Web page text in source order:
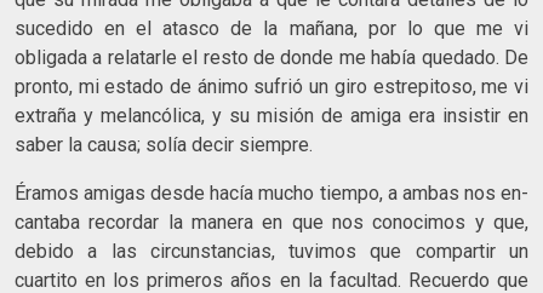
sucedido en el atasco de la mañana, por lo que me vi
obligada a relatarle el resto de donde me había quedado. De
pronto, mi estado de ánimo sufrió un giro estrepitoso, me vi
extraña y melancólica, y su misión de amiga era insistir en
saber la causa; solía decir siempre.
Éramos amigas desde hacía mucho tiempo, a ambas nos en­
cantaba recordar la manera en que nos conocimos y que,
debido a las circunstancias, tuvimos que compartir un
cuartito en los pri­meros años en la facultad. Recuerdo que